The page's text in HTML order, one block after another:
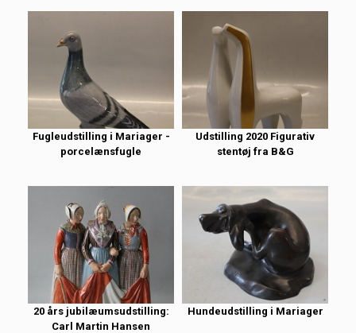
Fugleudstilling i Mariager -
porcelænsfugle
Udstilling 2020 Figurativ
stentøj fra B&G
20 års jubilæumsudstilling:
Carl Martin Hansen
Hundeudstilling i Mariager